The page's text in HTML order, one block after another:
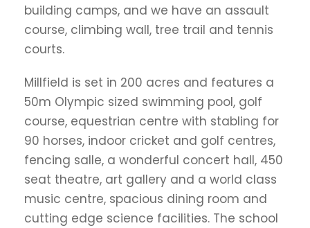
building camps, and we have an assault
course, climbing wall, tree trail and tennis
courts.
Millfield is set in 200 acres and features a
50m Olympic sized swimming pool, golf
course, equestrian centre with stabling for
90 horses, indoor cricket and golf centres,
fencing salle, a wonderful concert hall, 450
seat theatre, art gallery and a world class
music centre, spacious dining room and
cutting edge science facilities. The school